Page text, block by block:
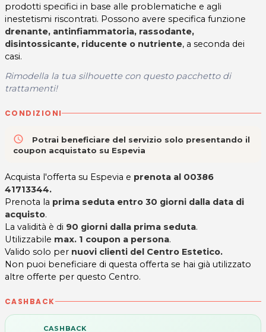
prodotti specifici in base alle problematiche e agli
inestetismi riscontrati. Possono avere specifica funzione
drenante, antinfiammatoria, rassodante,
disintossicante, riducente o nutriente, a seconda dei
casi.
Rimodella la tua silhouette con questo pacchetto di
trattamenti!
CONDIZIONI
access_time
Potrai beneficiare del servizio solo presentando il
coupon acquistato su Espevia
Acquista l'offerta su Espevia e prenota al 00386
41713344.
Prenota la prima seduta entro 30 giorni dalla data di
acquisto.
La validità è di 90 giorni dalla prima seduta.
Utilizzabile max. 1 coupon a persona.
Valido solo per nuovi clienti del Centro Estetico.
Non puoi beneficiare di questa offerta se hai già utilizzato
altre offerte per questo Centro.
CASHBACK
CASHBACK